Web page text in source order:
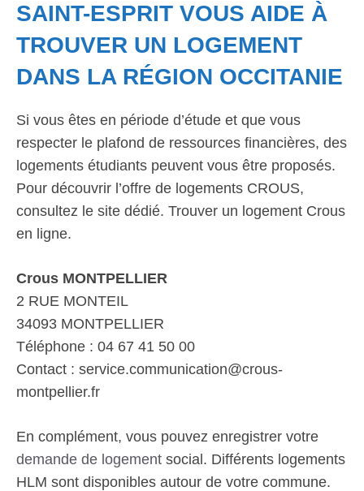
SAINT-ESPRIT VOUS AIDE À
TROUVER UN LOGEMENT
DANS LA RÉGION OCCITANIE
Si vous êtes en période d’étude et que vous
respecter le plafond de ressources financières, des
logements étudiants peuvent vous être proposés.
Pour découvrir l’offre de logements CROUS,
consultez le site dédié. Trouver un logement Crous
en ligne.
Crous MONTPELLIER
2 RUE MONTEIL
34093 MONTPELLIER
Téléphone : 04 67 41 50 00
Contact : service.communication@crous-
montpellier.fr
En complément, vous pouvez enregistrer votre
demande de logement social. Différents logements
HLM sont disponibles autour de votre commune.